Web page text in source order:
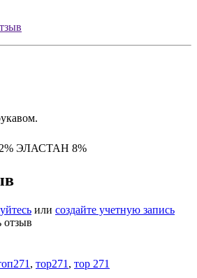
ЭЛАСТАН 8%
или создайте учетную запись
отзыв
, тор271 , тор 271